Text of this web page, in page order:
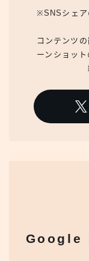
※SNSシェア
コンテンツ
ーンショッ
Google